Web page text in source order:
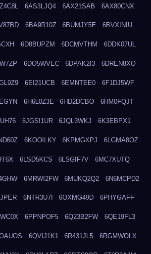
6AS3LJQ4 6AX21SAB 6AX80CNX
6BA9R10Z 6BUMJY5E 6BVXINIU
6D8BUPZM 6DCMVTHM 6DDK07UL
6DO5WVEC 6DPAK2I3 6DREN8XO
6EI21UCB 6EMNTEE0 6F1DJ5WF
6H6L0Z3E 6HD2DCBO 6HM0FQJT
6JGSI1UR 6JQL3WKJ 6K3EBPX1
6KOOILKY 6KPMGXPJ 6LGMA8OZ
6LSD5KCS 6LSGIF7V 6MC7XUTQ
6MRWI2FW 6MUKQ2Q2 6N6MCPD2
6NTR3U7I 6OXMG49D 6PHYGAFF
6PPNPOF5 6Q23B2FW 6QE19FL3
6QVIJ1K1 6R431JL5 6RGMWOLX